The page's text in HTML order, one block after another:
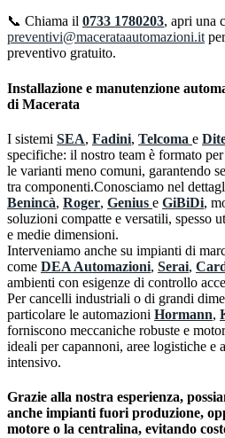
📞 Chiama il 0733 1780203, apri una
preventivi@macerataautomazioni.it
preventivo gratuito.
Installazione e manutenzione a
di Macerata
I sistemi SEA, Fadini, Telcoma e
specifiche: il nostro team è formato
le varianti meno comuni, garantendo
tra componenti.Conosciamo nel
Benincà, Roger, Genius e GiBiDi,
soluzioni compatte e versatili, spesso
e medie dimensioni.
Interveniamo anche su impianti di
come DEA Automazioni, Serai,
ambienti con esigenze di controllo
Per cancelli industriali o di grandi
particolare le automazioni Hormann,
forniscono meccaniche robuste e
ideali per capannoni, aree logistiche e
intensivo.
Grazie alla nostra esperienza,
anche impianti fuori produzione,
motore o la centralina, evitando